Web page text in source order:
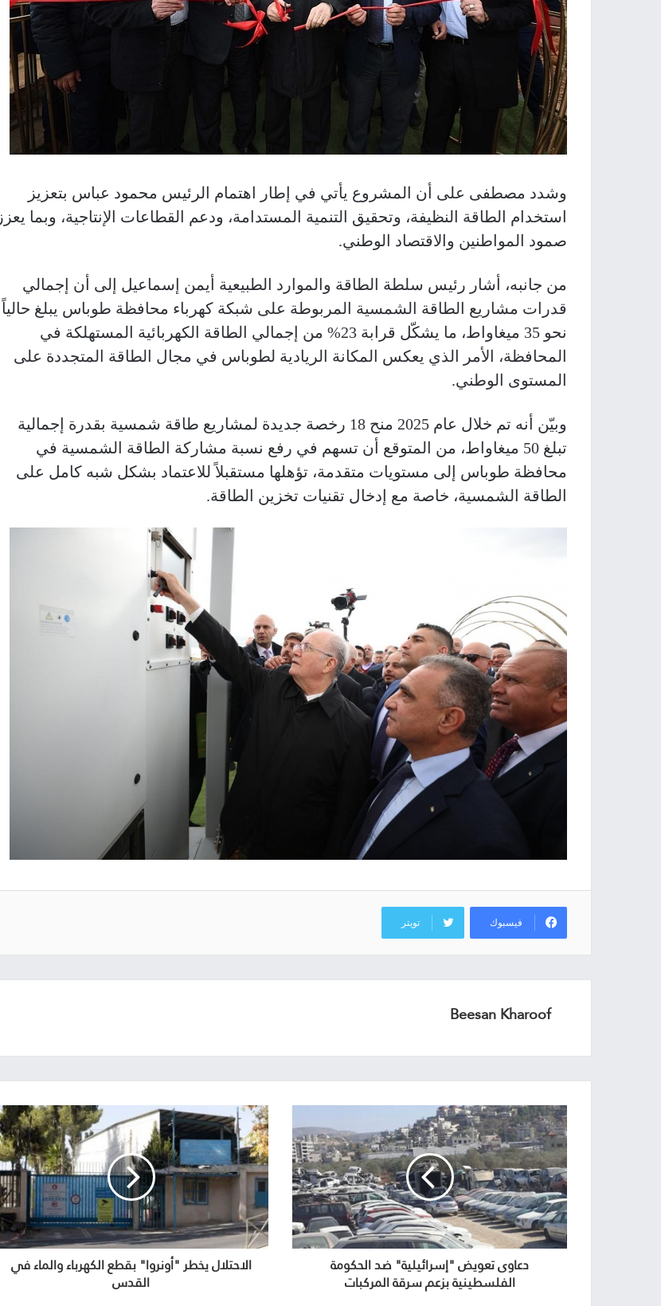
وشدد مصطفى على أن المشروع يأتي في إطار اهتمام الرئيس محمود عباس بتعزيز
استخدام الطاقة النظيفة، وتحقيق التنمية المستدامة، ودعم القطاعات الإنتاجية، وبما يعزز
صمود المواطنين والاقتصاد الوطني.
من جانبه، أشار رئيس سلطة الطاقة والموارد الطبيعية أيمن إسماعيل إلى أن إجمالي
قدرات مشاريع الطاقة الشمسية المربوطة على شبكة كهرباء محافظة طوباس يبلغ حالياً
نحو 35 ميغاواط، ما يشكّل قرابة 23% من إجمالي الطاقة الكهربائية المستهلكة في
المحافظة، الأمر الذي يعكس المكانة الريادية لطوباس في مجال الطاقة المتجددة على
المستوى الوطني.
وبيّن أنه تم خلال عام 2025 منح 18 رخصة جديدة لمشاريع طاقة شمسية بقدرة إجمالية
تبلغ 50 ميغاواط، من المتوقع أن تسهم في رفع نسبة مشاركة الطاقة الشمسية في
محافظة طوباس إلى مستويات متقدمة، تؤهلها مستقبلاً للاعتماد بشكل شبه كامل على
الطاقة الشمسية، خاصة مع إدخال تقنيات تخزين الطاقة.
فيسبوك تويتر
Beesan Kharoof
دعاوى تعويض "إسرائيلية" ضد الحكومة
الفلسطينية بزعم سرقة المركبات
الاحتلال يخطر "أونروا" بقطع الكهرباء والماء في
القدس